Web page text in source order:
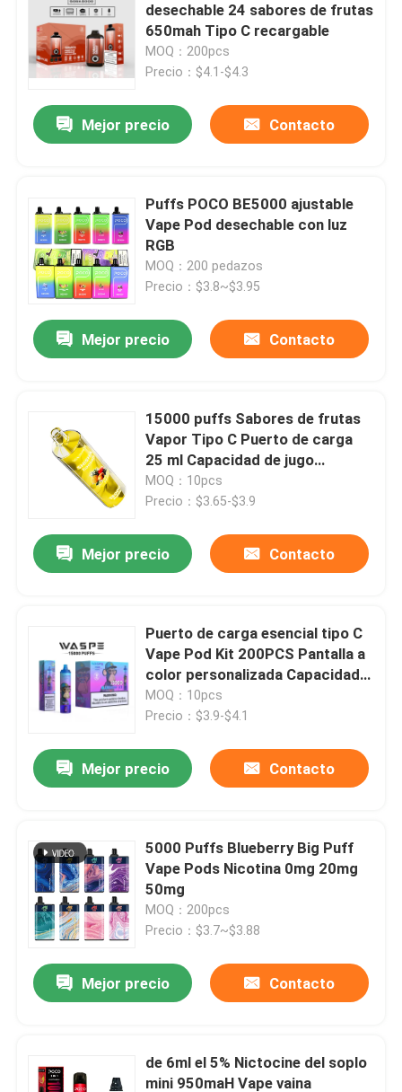
Hogar
Vídeos
Control de calidad
Éntrenos en contacto con
Noticias
Dispositivo disponible de CBD Vape
desechable 24 sabores de frutas
650mah Tipo C recargable
MOQ：200pcs
Precio：$4.1-$4.3
Mejor precio Contacto
Puffs POCO BE5000 ajustable
Vape Pod desechable con luz
RGB
MOQ：200 pedazos
Precio：$3.8~$3.95
Mejor precio Contacto
15000 puffs Sabores de frutas
Vapor Tipo C Puerto de carga
25 ml Capacidad de jugo
SUS304
MOQ：10pcs
Precio：$3.65-$3.9
Mejor precio Contacto
Puerto de carga esencial tipo C
Vape Pod Kit 200PCS Pantalla a
color personalizada Capacidad
22ml
MOQ：10pcs
Precio：$3.9-$4.1
Mejor precio Contacto
5000 Puffs Blueberry Big Puff
Vape Pods Nicotina 0mg 20mg
50mg
MOQ：200pcs
Precio：$3.7~$3.88
Mejor precio Contacto
de 6ml el 5% Nictocine del soplo
mini 950maH Vape vaina